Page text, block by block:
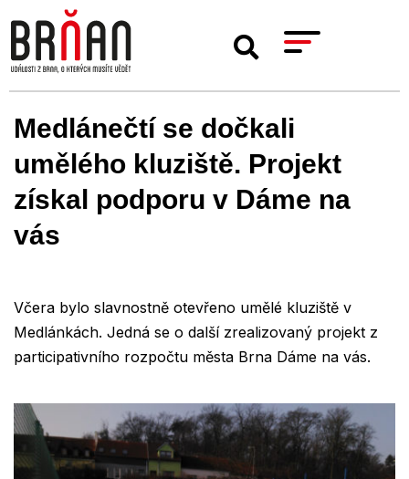
Medlánečtí se dočkali
umělého kluziště. Projekt
získal podporu v Dáme na
vás
Včera bylo slavnostně otevřeno umělé kluziště v
Medlánkách. Jedná se o další zrealizovaný projekt z
participativního rozpočtu města Brna Dáme na vás.